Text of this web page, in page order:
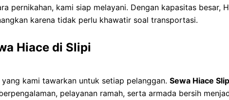
pernikahan, kami siap melayani. Dengan kapasitas besar,
karena tidak perlu khawatir soal transportasi.
Hiace di Slipi
kami tawarkan untuk setiap pelanggan. Sewa Hiace
pelayanan ramah, serta armada bersih